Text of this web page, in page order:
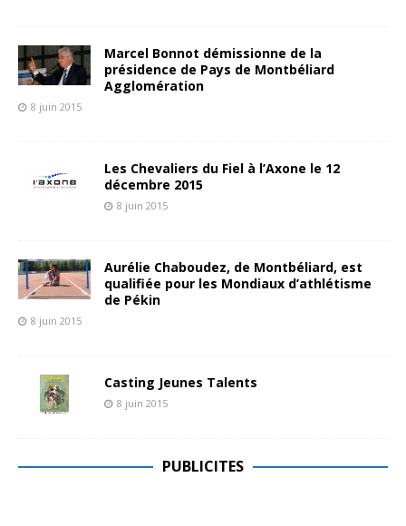
Marcel Bonnot démissionne de la
présidence de Pays de Montbéliard
Agglomération
8 juin 2015
Les Chevaliers du Fiel à l’Axone le 12
décembre 2015
8 juin 2015
Aurélie Chaboudez, de Montbéliard, est
qualifiée pour les Mondiaux d’athlétisme
de Pékin
8 juin 2015
Casting Jeunes Talents
8 juin 2015
PUBLICITES